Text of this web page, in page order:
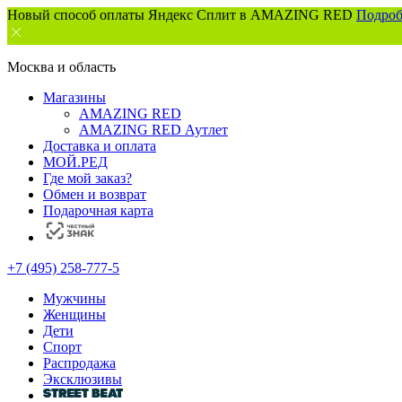
Новый способ оплаты Яндекс Сплит в AMAZING RED
Москва и область
Магазины
AMAZING RED
AMAZING RED Аутлет
Доставка и оплата
МОЙ.РЕД
Где мой заказ?
Обмен и возврат
Подарочная карта
+7 (495) 258-777-5
Мужчины
Женщины
Дети
Спорт
Распродажа
Эксклюзивы